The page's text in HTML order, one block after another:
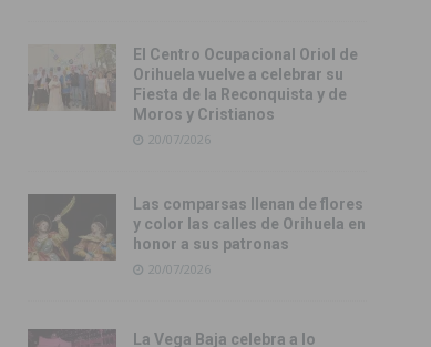
El Centro Ocupacional Oriol de
Orihuela vuelve a celebrar su
Fiesta de la Reconquista y de
Moros y Cristianos
20/07/2026
Las comparsas llenan de flores
y color las calles de Orihuela en
honor a sus patronas
20/07/2026
La Vega Baja celebra a lo